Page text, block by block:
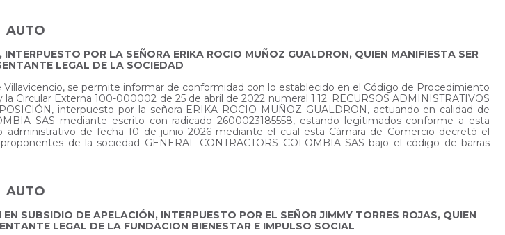
AUTO
POR LA SEÑORA ERIKA ROCIO MUÑOZ GUALDRON, QUIEN MANIFIESTA SER
LEGAL DE LA SOCIEDAD
se permite informar de conformidad con lo establecido en el Código de Procedimiento
Circular Externa 100-000002 de 25 de abril de 2022 numeral 1.12. RECURSOS ADMINISTRATIVOS
interpuesto por la señora ERIKA ROCIO MUÑOZ GUALDRON, actuando en calidad de
SAS mediante escrito con radicado 2600023185558, estando legitimados conforme a esta
de fecha 10 de junio 2026 mediante el cual esta Cámara de Comercio decretó el
de la sociedad GENERAL CONTRACTORS COLOMBIA SAS bajo el código de barras
AUTO
SUBSIDIO DE APELACIÓN, INTERPUESTO POR EL SEÑOR JIMMY TORRES ROJAS, QUIEN
LEGAL DE LA FUNDACION BIENESTAR E IMPULSO SOCIAL